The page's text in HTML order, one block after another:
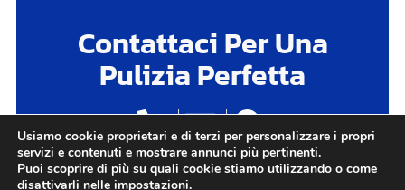
Contattaci Per Una
Pulizia Perfetta
Usiamo cookie proprietari e di terzi per personalizzare i propri
servizi e contenuti e mostrare annunci più pertinenti.
Puoi scoprire di più su quali cookie stiamo utilizzando o come
disattivarli nelle impostazioni.